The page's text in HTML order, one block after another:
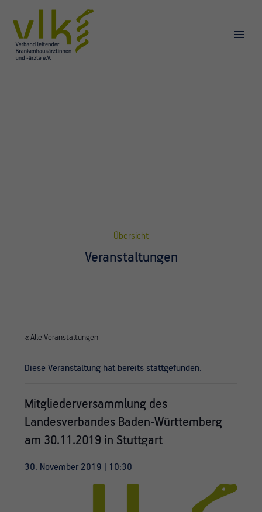
Übersicht
Veranstaltungen
« Alle Veranstaltungen
Diese Veranstaltung hat bereits stattgefunden.
Mitgliederversammlung des
Landesverbandes Baden-Württemberg
am 30.11.2019 in Stuttgart
30. November 2019 | 10:30